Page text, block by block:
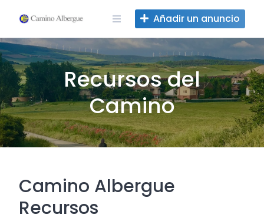
contenido
Añadir un anuncio
Recursos del
Camino
Camino Albergue
Recursos